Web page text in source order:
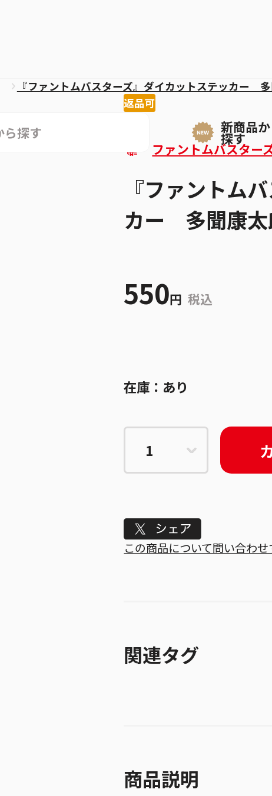
新商品
探す
『ファントムバスターズ』ダイカットステッカー
返品可
ファントムバスター
『ファントム
カー 多聞康
550円 税込
在庫： あり
Tweet
この商品について問い合わ
関連タグ
商品説明